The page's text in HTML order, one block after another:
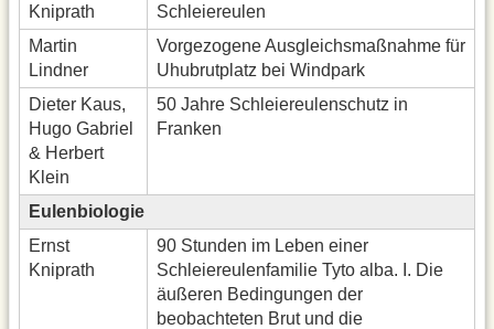
Kniprath
Schleiereulen
Martin
Lindner
Vorgezogene Ausgleichsmaßnahme für
Uhubrutplatz bei Windpark
Dieter Kaus,
Hugo Gabriel
& Herbert
Klein
50 Jahre Schleiereulenschutz in
Franken
Eulenbiologie
Ernst
Kniprath
90 Stunden im Leben einer
Schleiereulenfamilie Tyto alba. I. Die
äußeren Bedingungen der
beobachteten Brut und die